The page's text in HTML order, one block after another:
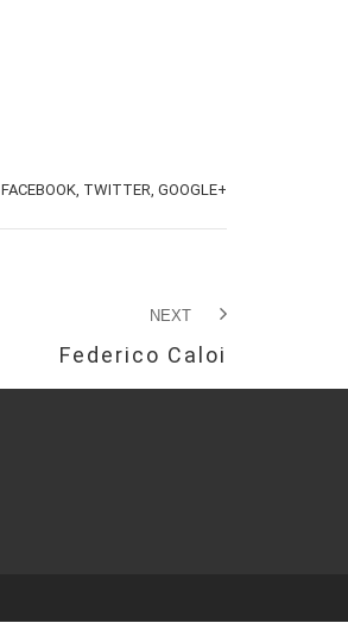
FACEBOOK, TWITTER, GOOGLE+
NEXT
Federico Caloi